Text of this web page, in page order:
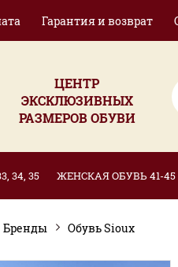
Гарантия и возврат
ЦЕНТР
ЭКСКЛЮЗИВНЫХ
РАЗМЕРОВ ОБУВИ
34, 35 ЖЕНСКАЯ ОБУВЬ 41-45
Бренды Обувь Sioux